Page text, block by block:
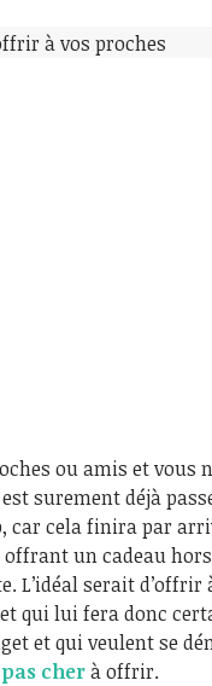
ou amis et vous
surement déjà
car cela finira par
un cadeau
L’idéal serait
qui lui fera donc
et qui veulent se
cherà offrir.